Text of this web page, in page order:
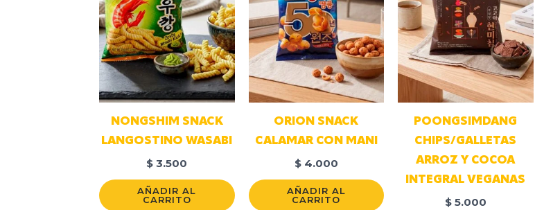
NONGSHIM SNACK
LANGOSTINO WASABI
$ 3.500
AÑADIR AL
CARRITO
ORION SNACK
CALAMAR CON MANI
$4.000
AÑADIR AL
CARRITO
POONGSIMDANG
CHIPS/GALLETAS
ARROZ Y COCOA
INTEGRAL VEGANAS
$5.000